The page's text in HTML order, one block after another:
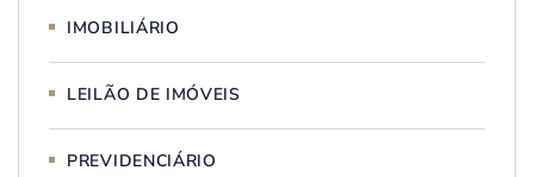
IMOBILIÁRIO
LEILÃO DE IMÓVEIS
PREVIDENCIÁRIO